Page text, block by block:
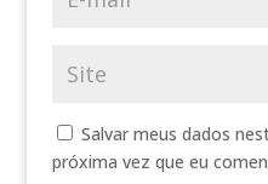
Salvar meus dados
próxima vez que eu